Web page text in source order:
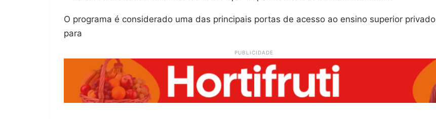
O programa é considerado uma das principais portas de acesso ao ensino superior privado
para
PUBLICIDADE